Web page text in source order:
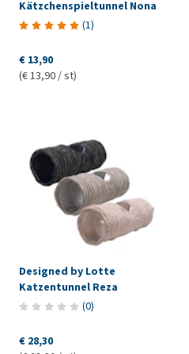
Kätzchenspieltunnel Nona
(1)
€ 13,90
(€ 13,90 / st)
Designed by Lotte
Katzentunnel Reza
(0)
€ 28,30